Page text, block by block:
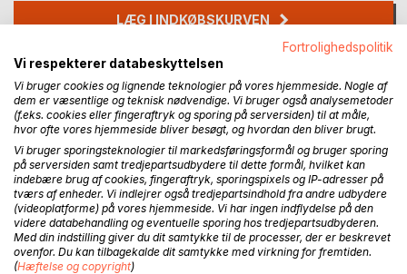
LÆG I INDKØBSKURVEN
Føj til ønskeliste
Anmeld titel
BESKRIVELSE
Fortrolighedspolitik
Vi respekterer databeskyttelsen
Vi bruger cookies og lignende teknologier på vores hjemmeside. Nogle af
dem er væsentlige og teknisk nødvendige. Vi bruger også analysemetoder
(f.eks. cookies eller fingeraftryk og sporing på serversiden) til at måle,
hvor ofte vores hjemmeside bliver besøgt, og hvordan den bliver brugt.
Vi bruger sporingsteknologier til markedsføringsformål og bruger sporing
på serversiden samt tredjepartsudbydere til dette formål, hvilket kan
indebære brug af cookies, fingeraftryk, sporingspixels og IP-adresser på
tværs af enheder. Vi indlejrer også tredjepartsindhold fra andre udbydere
(videoplatforme) på vores hjemmeside. Vi har ingen indflydelse på den
videre databehandling og eventuelle sporing hos tredjepartsudbyderen.
Med din indstilling giver du dit samtykke til de processer, der er beskrevet
ovenfor. Du kan tilbagekalde dit samtykke med virkning for fremtiden.
(Hæftelse og copyright)